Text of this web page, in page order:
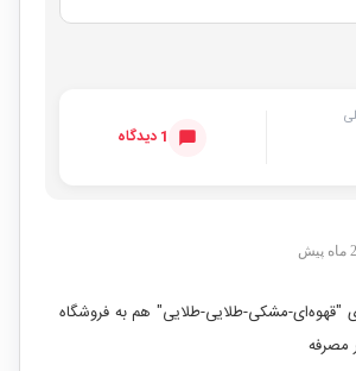
1 دیدگاه
2 ماه پیش
"قهوه‌ای-مشکی-طلایی-طلایی" هم به فروشگاه
مصرفه